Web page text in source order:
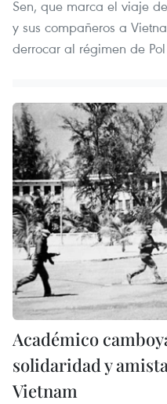
Sen, que marca el viaje
y sus compañeros a
derrocar al régimen de Pol
Académico
solidaridad y
Vietnam